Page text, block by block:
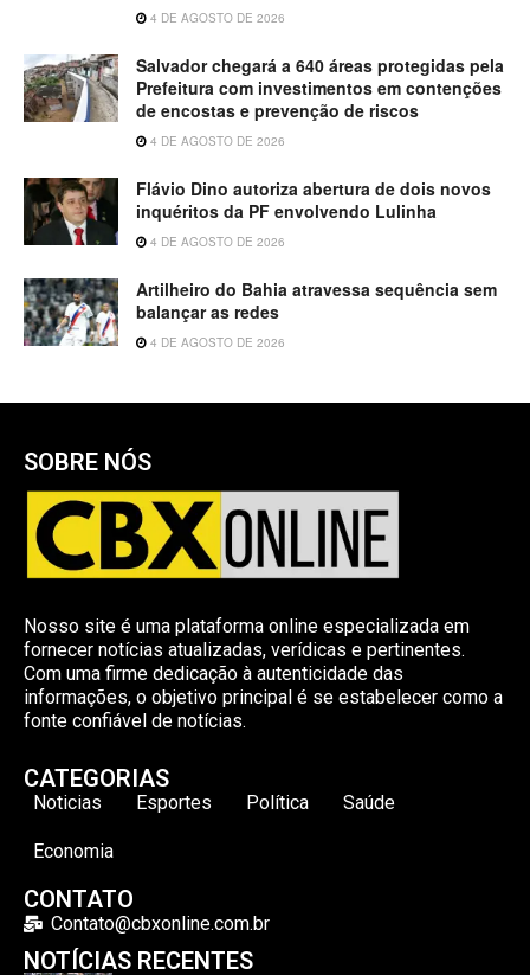
4 DE AGOSTO DE 2026
Salvador chegará a 640 áreas protegidas pela
Prefeitura com investimentos em contenções
de encostas e prevenção de riscos
4 DE AGOSTO DE 2026
Flávio Dino autoriza abertura de dois novos
inquéritos da PF envolvendo Lulinha
4 DE AGOSTO DE 2026
Artilheiro do Bahia atravessa sequência sem
balançar as redes
4 DE AGOSTO DE 2026
SOBRE NÓS
Nosso site é uma plataforma online especializada em
fornecer notícias atualizadas, verídicas e pertinentes.
Com uma firme dedicação à autenticidade das
informações, o objetivo principal é se estabelecer como a
fonte confiável de notícias.
CATEGORIAS
Noticias Esportes Política Saúde
Economia
CONTATO
Contato@cbxonline.com.br
NOTÍCIAS RECENTES